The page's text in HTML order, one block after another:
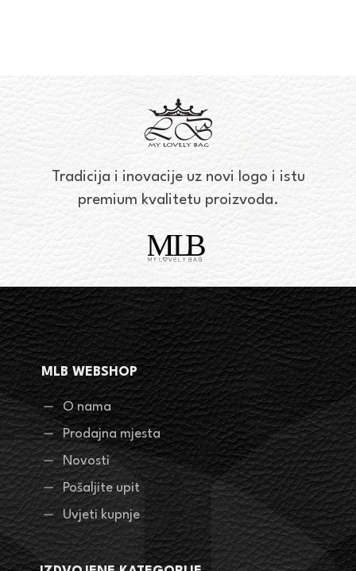
Tradicija i inovacije uz novi logo i istu
premium kvalitetu proizvoda.
MLB WEBSHOP
O nama
Prodajna mjesta
Novosti
Pošaljite upit
Uvjeti kupnje